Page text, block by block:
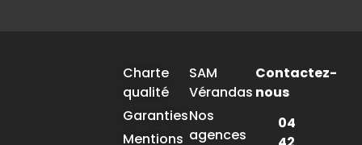
Charte
qualité
Garanties
Mentions
SAM
Vérandas
Nos
agences
Contactez-
nous
04